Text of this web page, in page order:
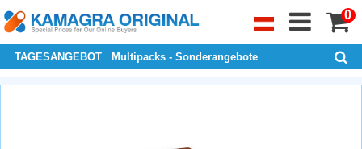
0
TAGESANGEBOT Multipacks - Sonderangebote